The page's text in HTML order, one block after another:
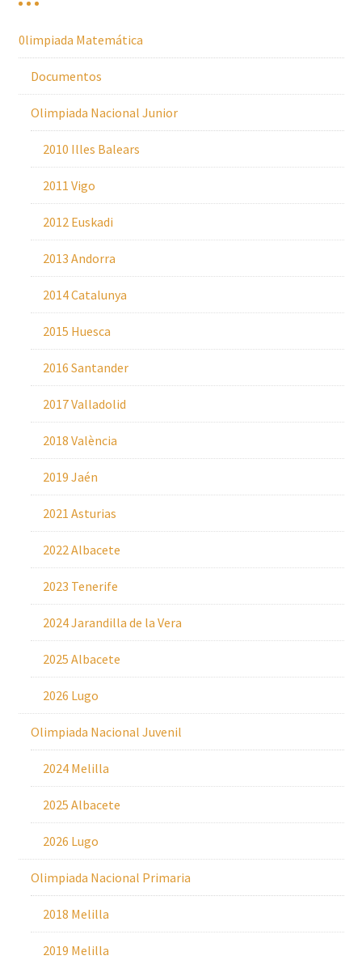
0limpiada Matemática
Documentos
Olimpiada Nacional Junior
2010 Illes Balears
2011 Vigo
2012 Euskadi
2013 Andorra
2014 Catalunya
2015 Huesca
2016 Santander
2017 Valladolid
2018 València
2019 Jaén
2021 Asturias
2022 Albacete
2023 Tenerife
2024 Jarandilla de la Vera
2025 Albacete
2026 Lugo
Olimpiada Nacional Juvenil
2024 Melilla
2025 Albacete
2026 Lugo
Olimpiada Nacional Primaria
2018 Melilla
2019 Melilla